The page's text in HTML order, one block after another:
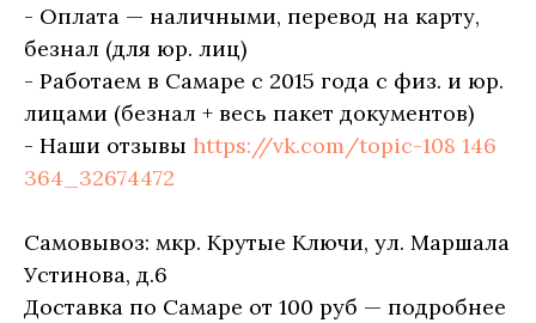
- Оплата — наличными, перевод на карту,
безнал (для юр. лиц)
- Работаем в Самаре с 2015 года с физ. и юр.
лицами (безнал + весь пакет документов)
- Наши отзывы https://vk.com/topic-108 146
364_32674472
Самовывоз: мкр. Крутые Ключи, ул. Маршала
Устинова, д.6
Доставка по Самаре от 100 руб — подробнее